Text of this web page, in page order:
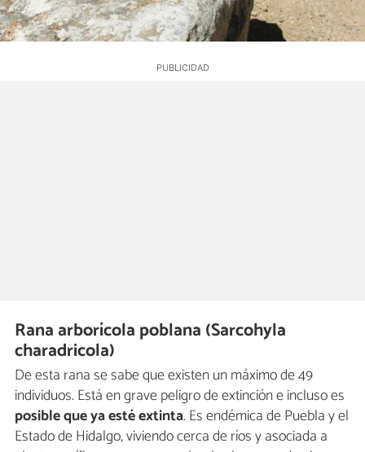
Rana arborícola poblana (Sarcohyla
charadricola)
De esta rana se sabe que existen un máximo de 49
individuos. Está en grave peligro de extinción e incluso es
posible que ya esté extinta. Es endémica de Puebla y el
Estado de Hidalgo, viviendo cerca de ríos y asociada a